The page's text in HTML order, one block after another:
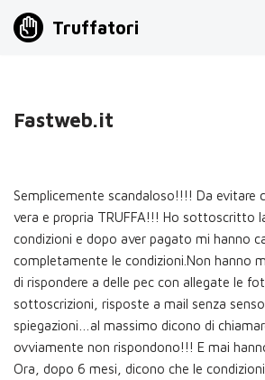
Truffatori
Fastweb.it
Semplicemente scandaloso!!!! Da evitare
vera e propria TRUFFA!!! Ho sottoscritto
condizioni e dopo aver pagato mi hanno
completamente le condizioni.Non hanno
di rispondere a delle pec con allegate le
sottoscrizioni, risposte a mail senza
spiegazioni…al massimo dicono di
ovviamente non rispondono!!! E mai
Ora, dopo 6 mesi, dicono che le